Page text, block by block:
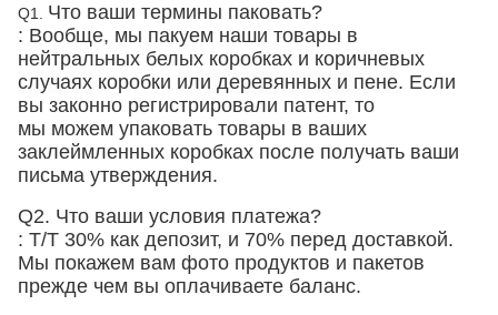
Q1. Что ваши термины паковать?
: Вообще, мы пакуем наши товары в
нейтральных белых коробках и коричневых
случаях коробки или деревянных и пене. Если
вы законно регистрировали патент, то
мы можем упаковать товары в ваших
заклеймленных коробках после получать ваши
письма утверждения.
Q2. Что ваши условия платежа?
: T/T 30% как депозит, и 70% перед доставкой.
Мы покажем вам фото продуктов и пакетов
прежде чем вы оплачиваете баланс.